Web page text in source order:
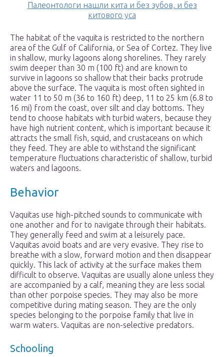
Палеонтологи нашли кита и без зубов, и без
китового уса
The habitat of the vaquita is restricted to the northern
area of the Gulf of California, or Sea of Cortez. They live
in shallow, murky lagoons along shorelines. They rarely
swim deeper than 30 m (100 ft) and are known to
survive in lagoons so shallow that their backs protrude
above the surface. The vaquita is most often sighted in
water 11 to 50 m (36 to 160 ft) deep, 11 to 25 km (6.8 to
16 mi) from the coast, over silt and clay bottoms. They
tend to choose habitats with turbid waters, because they
have high nutrient content, which is important because it
attracts the small fish, squid, and crustaceans on which
they feed. They are able to withstand the significant
temperature fluctuations characteristic of shallow, turbid
waters and lagoons.
Behavior
Vaquitas use high-pitched sounds to communicate with
one another and for to navigate through their habitats.
They generally feed and swim at a leisurely pace.
Vaquitas avoid boats and are very evasive. They rise to
breathe with a slow, forward motion and then disappear
quickly. This lack of activity at the surface makes them
difficult to observe. Vaquitas are usually alone unless they
are accompanied by a calf, meaning they are less social
than other porpoise species. They may also be more
competitive during mating season. They are the only
species belonging to the porpoise family that live in
warm waters. Vaquitas are non-selective predators.
Schooling